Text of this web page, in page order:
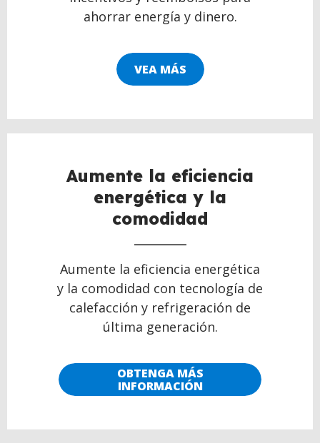
ahorrar energía y dinero.
VEA MÁS
Aumente la eficiencia
energética y la
comodidad
Aumente la eficiencia energética
y la comodidad con tecnología de
calefacción y refrigeración de
última generación.
OBTENGA MÁS
INFORMACIÓN